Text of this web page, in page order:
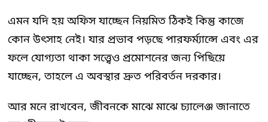
এমন যদি হয় অফিস যাচ্ছেন নিয়মিত ঠিকই কিন্তু কাজে
কোন উৎসাহ নেই। যার প্রভাব পড়ছে পারফর্ম্যান্সে এবং এর
ফলে যোগ্যতা থাকা সত্ত্বেও প্রমোশনের জন্য পিছিয়ে
যাচ্ছেন, তাহলে এ অবস্থার দ্রুত পরিবর্তন দরকার।
আর মনে রাখবেন, জীবনকে মাঝে মাঝে চ্যালেঞ্জ জানাতে